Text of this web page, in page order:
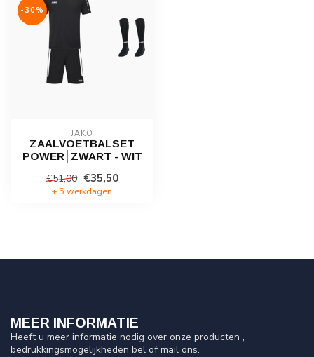
-30%
JAKO
ZAALVOETBALSET
POWER│ZWART - WIT
€51,00 €35,50
± 5 werkdagen
MEER INFORMATIE
Heeft u meer informatie nodig over onze producten ,
bedrukkingsmogelijkheden bel of mail ons.